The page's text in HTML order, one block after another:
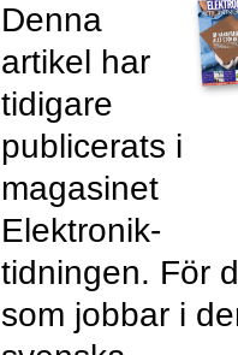
Denna
artikel har
tidigare
publicerats i
magasinet
Elektronik­
tidningen. För
som jobbar i